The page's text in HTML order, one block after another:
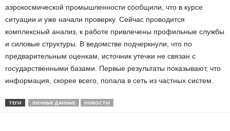
аэрокосмической промышленности сообщили, что в курсе
ситуации и уже начали проверку. Сейчас проводится
комплексный анализ, к работе привлечены профильные службы
и силовые структуры. В ведомстве подчеркнули, что по
предварительным оценкам, источник утечки не связан с
государственными базами. Первые результаты показывают, что
информация, скорее всего, попала в сеть из частных систем.
ТЕГИ ЛИЧНЫЕ ДАННЫЕ НОВОСТИ